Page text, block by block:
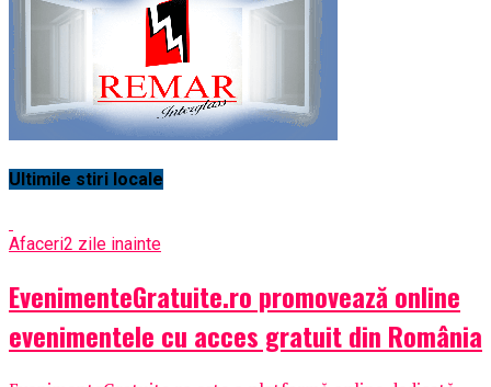
Ultimile stiri locale
Afaceri2 zile inainte
EvenimenteGratuite.ro promovează online
evenimentele cu acces gratuit din România